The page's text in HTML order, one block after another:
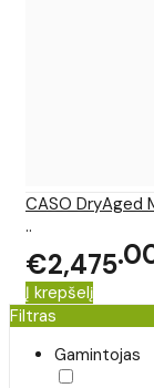
CASO DryAged
..
€2,475
Į krepšelį
Filtras
Gamintojas